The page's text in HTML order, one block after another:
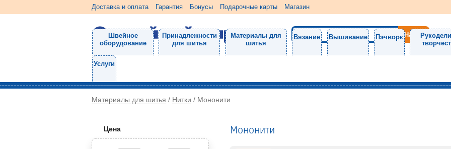
Доставка и оплата Гарантия Бонусы Подарочные карты Магазин
Швейное
оборудование
Принадлежности
для шитья
Материалы для
шитья
Вязание Вышивание Пэчворк
Услуги
Материалы для шитья / Нитки / Мононити
Цена Мононити